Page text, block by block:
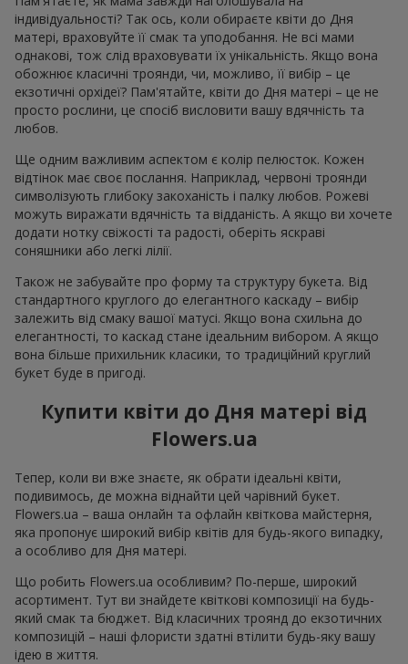
індивідуальності? Так ось, коли обираєте квіти до Дня
матері, враховуйте її смак та уподобання. Не всі мами
однакові, тож слід враховувати їх унікальність. Якщо вона
обожнює класичні троянди, чи, можливо, її вибір – це
екзотичні орхідеї? Пам'ятайте, квіти до Дня матері – це не
просто рослини, це спосіб висловити вашу вдячність та
любов.
Ще одним важливим аспектом є колір пелюсток. Кожен
відтінок має своє послання. Наприклад, червоні троянди
символізують глибоку закоханість і палку любов. Рожеві
можуть виражати вдячність та відданість. А якщо ви хочете
додати нотку свіжості та радості, оберіть яскраві
соняшники або легкі лілії.
Також не забувайте про форму та структуру букета. Від
стандартного круглого до елегантного каскаду – вибір
залежить від смаку вашої матусі. Якщо вона схильна до
елегантності, то каскад стане ідеальним вибором. А якщо
вона більше прихильник класики, то традиційний круглий
букет буде в пригоді.
Купити квіти до Дня матері від
Flowers.ua
Тепер, коли ви вже знаєте, як обрати ідеальні квіти,
подивимось, де можна віднайти цей чарівний букет.
Flowers.ua – ваша онлайн та офлайн квіткова майстерня,
яка пропонує широкий вибір квітів для будь-якого випадку,
а особливо для Дня матері.
Що робить Flowers.ua особливим? По-перше, широкий
асортимент. Тут ви знайдете квіткові композиції на будь-
який смак та бюджет. Від класичних троянд до екзотичних
композицій – наші флористи здатні втілити будь-яку вашу
ідею в життя.